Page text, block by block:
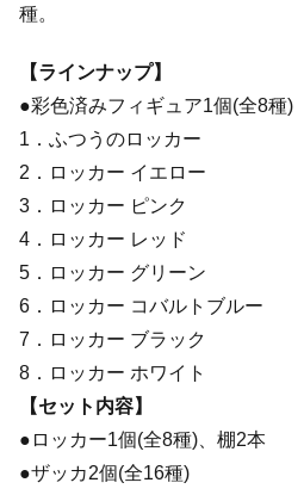
種。
【ラインナップ】
●彩色済みフィギュア1個(全8種)
1．ふつうのロッカー
2．ロッカー イエロー
3．ロッカー ピンク
4．ロッカー レッド
5．ロッカー グリーン
6．ロッカー コバルトブルー
7．ロッカー ブラック
8．ロッカー ホワイト
【セット内容】
●ロッカー1個(全8種)、棚2本
●ザッカ2個(全16種)